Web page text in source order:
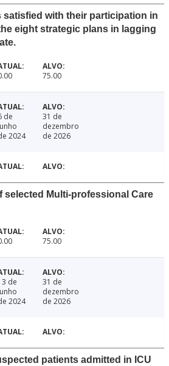
satisfied with their participation in
eight strategic plans in lagging
75.00
de
2024
31 de
dezembro
de 2026
selected Multi-professional Care
75.00
de
2024
31 de
dezembro
de 2026
patients admitted in ICU